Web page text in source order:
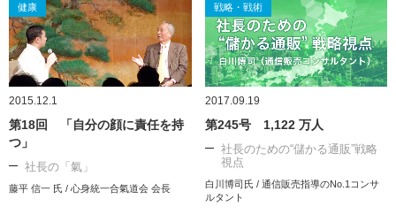
健康
2015.12.1
第18回 「自分の顔に責任を持
つ」
社長の「氣」
藤平 信一 氏 / 心身統一合氣道会 会長
戦略・戦術
2017.09.19
第245号 1,122 万人
社長のための“儲かる通販”戦略
視点
白川博司氏 / 通信販売指導のNo.1コンサ
ルタント